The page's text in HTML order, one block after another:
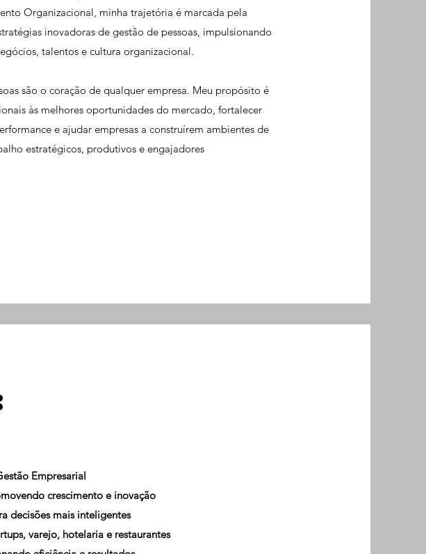
Organizacional, minha trajetória é marcada pela
inovadoras de gestão de pessoas, impulsionando
talentos e cultura organizacional.
são o coração de qualquer empresa. Meu propósito é
às melhores oportunidades do mercado, fortalecer
e ajudar empresas a construírem ambientes de
estratégicos, produtivos e engajadores
Empresarial
crescimento e inovação
decisões mais inteligentes
varejo, hotelaria e restaurantes